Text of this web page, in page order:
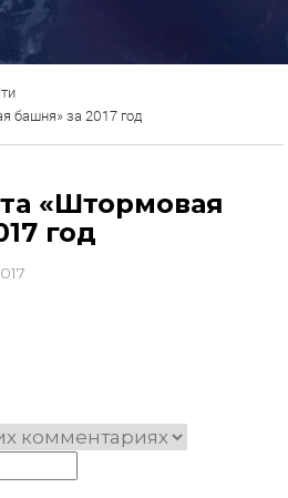
башня» за 2017 год
«Штормовая
год